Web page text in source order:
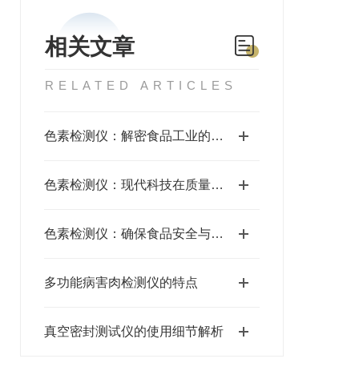
相关文章
RELATED ARTICLES
色素检测仪：解密食品工业的质量保障利器
色素检测仪：现代科技在质量控制中的关键角色
色素检测仪：确保食品安全与质量的重要工具
多功能病害肉检测仪的特点
真空密封测试仪的使用细节解析